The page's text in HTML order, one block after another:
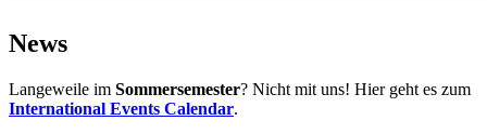
News
Langeweile im Sommersemester? Nicht mit uns! Hier geht es zum
International Events Calendar.